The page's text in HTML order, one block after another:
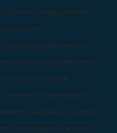
и устанавливая
мягкой
и поставляющие
наполнители
пружинные
каркасы и другие
производства мягкой